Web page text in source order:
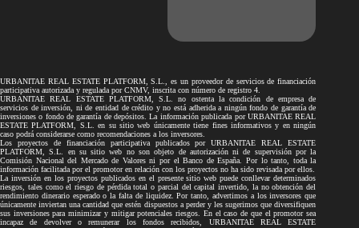
URBANITAE REAL ESTATE PLATFORM, S.L., es un proveedor de servicios de financiación
participativa autorizada y regulada por CNMV, inscrita con número de registro 4.
URBANITAE REAL ESTATE PLATFORM, S.L. no ostenta la condición de empresa de
servicios de inversión, ni de entidad de crédito y no está adherida a ningún fondo de garantía de
inversiones o fondo de garantía de depósitos. La información publicada por URBANITAE REAL
ESTATE PLATFORM, S.L. en su sitio web únicamente tiene fines informativos y en ningún
caso podrá considerarse como recomendaciones a los inversores.
Los proyectos de financiación participativa publicados por URBANITAE REAL ESTATE
PLATFORM, S.L. en su sitio web no son objeto de autorización ni de supervisión por la
Comisión Nacional del Mercado de Valores ni por el Banco de España. Por lo tanto, toda la
información facilitada por el promotor en relación con los proyectos no ha sido revisada por ellos.
La inversión en los proyectos publicados en el presente sitio web puede conllevar determinados
riesgos, tales como el riesgo de pérdida total o parcial del capital invertido, la no obtención del
rendimiento dinerario esperado o la falta de liquidez. Por tanto, advertimos a los inversores que
únicamente inviertan una cantidad que estén dispuestos a perder y les sugerimos que diversifiquen
sus inversiones para minimizar y mitigar potenciales riesgos. En el caso de que el promotor sea
incapaz de devolver o remunerar los fondos recibidos, URBANITAE REAL ESTATE